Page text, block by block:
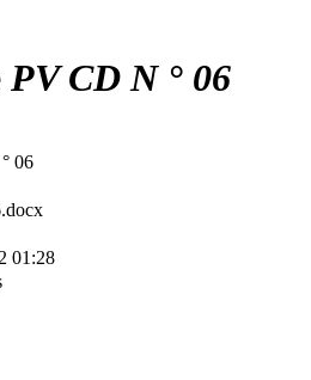
PV CD N ° 06
06
01:28